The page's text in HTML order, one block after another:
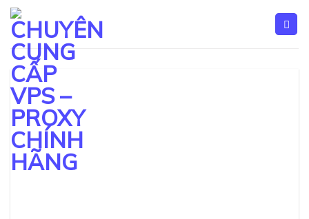
Skip
content